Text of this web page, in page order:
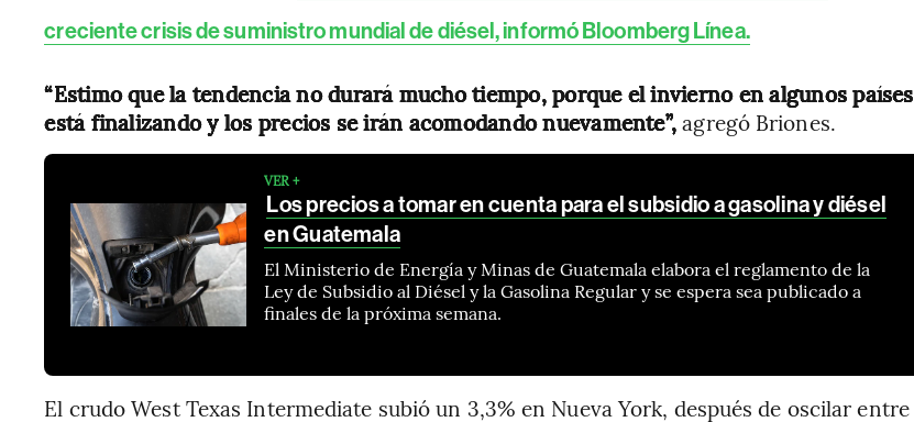
creciente crisis de suministro mundial de diésel, informó Bloomberg Línea.
“Estimo que la tendencia no durará mucho tiempo, porque el invierno en algunos países
está finalizando y los precios se irán acomodando nuevamente”,agregó Briones.
VER +
Los precios a tomar en cuenta para el subsidio a gasolina y diésel
en Guatemala
El Ministerio de Energía y Minas de Guatemala elabora el reglamento de la
Ley de Subsidio al Diésel y la Gasolina Regular y se espera sea publicado a
finales de la próxima semana.
El crudo West Texas Intermediate subió un 3,3% en Nueva York, después de oscilar entre